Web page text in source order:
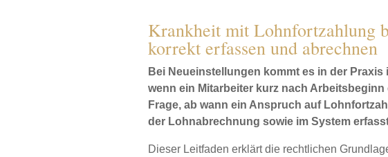
Krankheit mit Lohnfortzahlung
korrekt erfassen und abrechnen
Bei Neueinstellungen kommt es in der
wenn ein Mitarbeiter kurz nach
Frage, ab wann ein Anspruch auf
der Lohnabrechnung sowie im System
Dieser Leitfaden erklärt die rechtlichen